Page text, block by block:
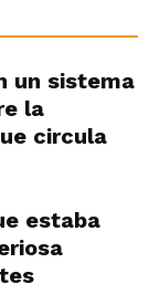
un sistema
la
circula
estaba